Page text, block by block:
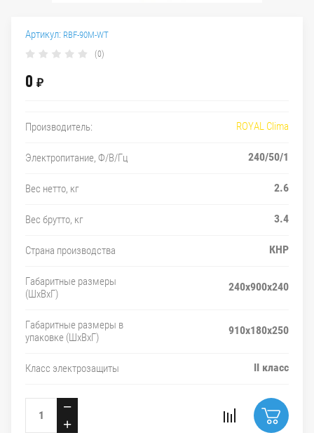
Артикул: RBF-90M-WT
(0)
0 ₽
Производитель: ROYAL Clima
Электропитание, Ф/В/Гц 240/50/1
Вес нетто, кг 2.6
Вес брутто, кг 3.4
Страна производства КНР
Габаритные размеры
(ШxВxГ)
240x900x240
Габаритные размеры в
упаковке (ШxВxГ)
910x180x250
Класс электрозащиты II класс
−
+